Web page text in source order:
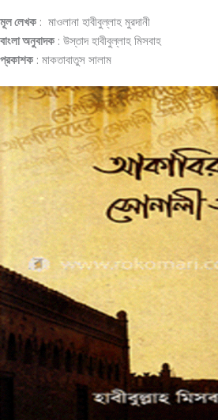
মূল লেখক : মাওলানা হাবীবুল্লাহ মুরদানী
বাংলা অনুবাদক : উস্তাদ হাবীবুল্লাহ মিসবাহ
প্রকাশক : মাকতাবাতুস সালাম